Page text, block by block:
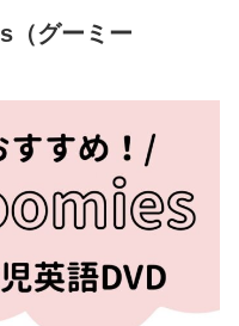
（グーミー